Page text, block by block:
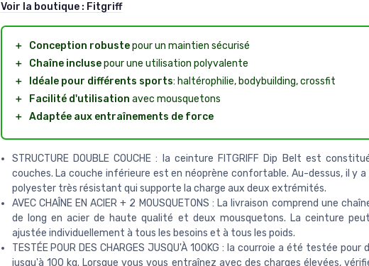
Voir la boutique : Fitgriff
＋ Conception robustepour un maintien sécurisé
＋
Chaîne inclusepour une utilisation polyvalente
＋
Idéale pour différents sports: haltérophilie, bodybuilding, crossfit
＋
Facilité d'utilisation avec mousquetons
＋ Adaptée aux entraînements de force
STRUCTURE DOUBLE COUCHE : la ceinture FITGRIFF Dip Belt est
couches. La couche inférieure est en néoprène confortable. Au-dessus, il y a
polyester très résistant qui supporte la charge aux deux extrémités.
AVEC CHAÎNE EN ACIER + 2 MOUSQUETONS : La livraison comprend une
de long en acier de haute qualité et deux mousquetons. La ceinture
ajustée individuellement à tous les besoins et à tous les poids.
TESTÉE POUR DES CHARGES JUSQU'À 100KG : la courroie a été testée pour
jusqu'à 100 kg. Lorsque vous vous entraînez avec des charges élevées,